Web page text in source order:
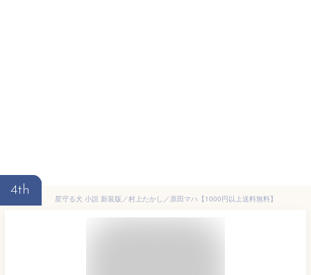
4th
星守る犬 小説 新装版／村上たかし／原田マハ【1000円以上送料無料】